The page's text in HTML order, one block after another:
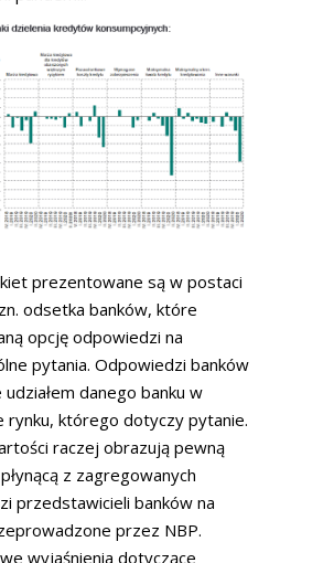
prezentowane są w postaci
odsetka banków, które
opcję odpowiedzi na
pytania. Odpowiedzi banków
danego banku w
rynku, którego dotyczy pytanie.
raczej obrazują pewną
z zagregowanych
przedstawicieli banków na
przez NBP.
wyjaśnienia dotyczące